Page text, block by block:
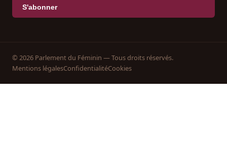
S'abonner
© 2026 Parlement du Féminin — Tous droits réservés.
Mentions légalesConfidentialitéCookies